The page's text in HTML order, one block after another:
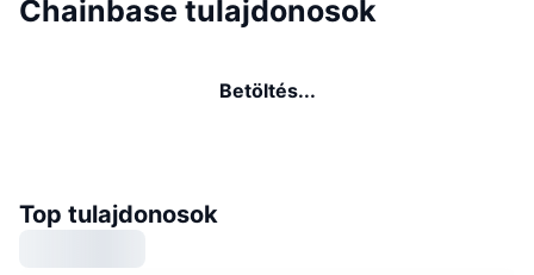
Chainbase tulajdonosok
Betöltés...
Top tulajdonosok